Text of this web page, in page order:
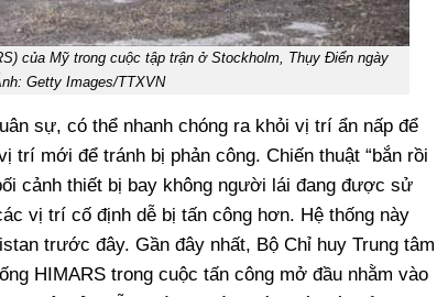
của Mỹ trong cuộc tập trận ở Stockholm, Thụy Điển ngày
Getty Images/TTXVN
sự, có thể nhanh chóng ra khỏi vị trí ẩn nấp để
trí mới để tránh bị phản công. Chiến thuật “bắn rồi
cảnh thiết bị bay không người lái đang được sử
vị trí cố định dễ bị tấn công hơn. Hệ thống này
trước đây. Gần đây nhất, Bộ Chỉ huy Trung tâm
HIMARS trong cuộc tấn công mở đầu nhằm vào